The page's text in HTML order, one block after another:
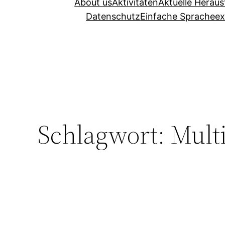
About usAktivitätenAktuelle
DatenschutzEinfache Sprache
Schlagwort: